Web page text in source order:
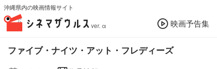
沖縄県内の映画情報サイト
ver. α 映画予告集
ファイブ・ナイツ・アット・フレディーズ